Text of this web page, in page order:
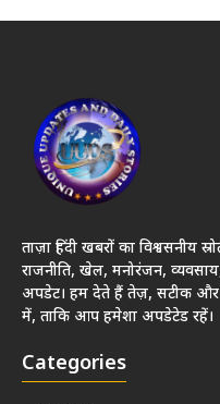
ताज़ा हिंदी खबरों का विश्वसनीय
राजनीति, खेल, मनोरंजन,
अपडेट। हम देते हैं तेज़, सटीक और
में, ताकि आप हमेशा अपडेटेड रहें।
Categories